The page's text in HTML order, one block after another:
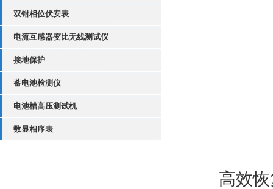
双钳相位伏安表
电流互感器变比无线测试仪
接地保护
蓄电池检测仪
电池槽高压测试机
数显相序表
高效恢